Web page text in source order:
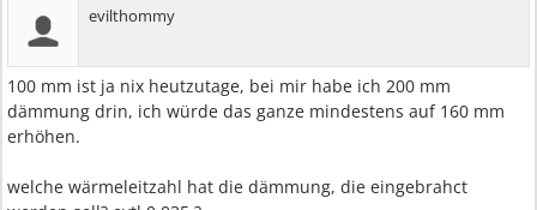
evilthommy
100 mm ist ja nix heutzutage, bei mir habe ich 200 mm
dämmung drin, ich würde das ganze mindestens auf 160 mm
erhöhen.
welche wärmeleitzahl hat die dämmung, die eingebrahct